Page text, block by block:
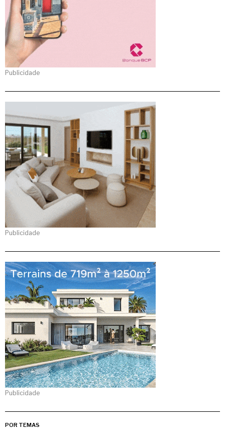
Publicidade
Publicidade
Publicidade
POR TEMAS